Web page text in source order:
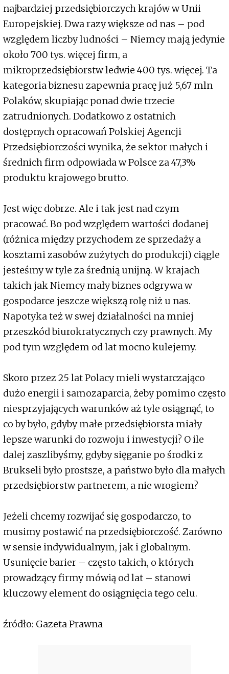
najbardziej przedsiębiorczych krajów w Unii
Europejskiej. Dwa razy większe od nas – pod
względem liczby ludności – Niemcy mają jedynie
około 700 tys. więcej firm, a
mikroprzedsiębiorstw ledwie 400 tys. więcej. Ta
kategoria biznesu zapewnia pracę już 5,67 mln
Polaków, skupiając ponad dwie trzecie
zatrudnionych. Dodatkowo z ostatnich
dostępnych opracowań Polskiej Agencji
Przedsiębiorczości wynika, że sektor małych i
średnich firm odpowiada w Polsce za 47,3%
produktu krajowego brutto.
Jest więc dobrze. Ale i tak jest nad czym
pracować. Bo pod względem wartości dodanej
(różnica między przychodem ze sprzedaży a
kosztami zasobów zużytych do produkcji) ciągle
jesteśmy w tyle za średnią unijną. W krajach
takich jak Niemcy mały biznes odgrywa w
gospodarce jeszcze większą rolę niż u nas.
Napotyka też w swej działalności na mniej
przeszkód biurokratycznych czy prawnych. My
pod tym względem od lat mocno kulejemy.
Skoro przez 25 lat Polacy mieli wystarczająco
dużo energii i samozaparcia, żeby pomimo często
niesprzyjających warunków aż tyle osiągnąć, to
co by było, gdyby małe przedsiębiorsta miały
lepsze warunki do rozwoju i inwestycji? O ile
dalej zaszlibyśmy, gdyby sięganie po środki z
Brukseli było prostsze, a państwo było dla małych
przedsiębiorstw partnerem, a nie wrogiem?
Jeżeli chcemy rozwijać się gospodarczo, to
musimy postawić na przedsiębiorczość. Zarówno
w sensie indywidualnym, jak i globalnym.
Usunięcie barier – często takich, o których
prowadzący firmy mówią od lat – stanowi
kluczowy element do osiągnięcia tego celu.
źródło: Gazeta Prawna